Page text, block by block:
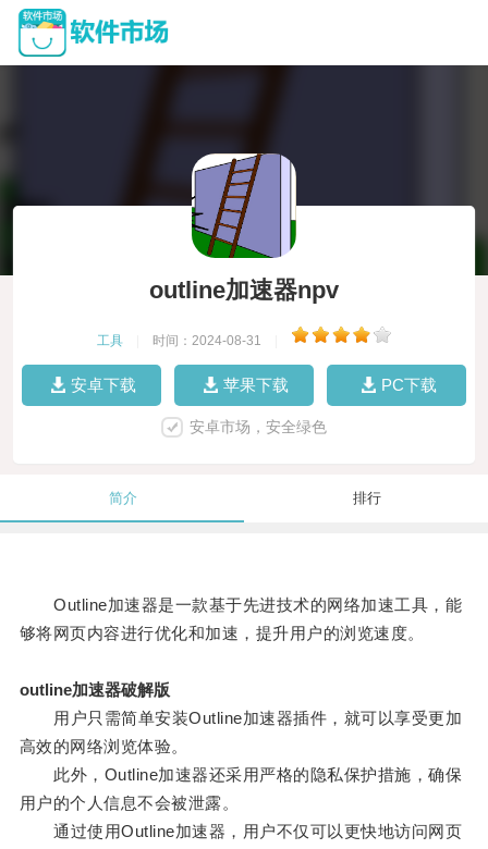
outline加速器npv
工具 时间：2024-08-31
安卓下载 苹果下载 PC下载
安卓市场，安全绿色
简介 排行
Outline加速器是一款基于先进技术的网络加速工具，能
够将网页内容进行优化和加速，提升用户的浏览速度。
outline加速器破解版
用户只需简单安装Outline加速器插件，就可以享受更加
高效的网络浏览体验。
此外，Outline加速器还采用严格的隐私保护措施，确保
用户的个人信息不会被泄露。
通过使用Outline加速器，用户不仅可以更快地访问网页